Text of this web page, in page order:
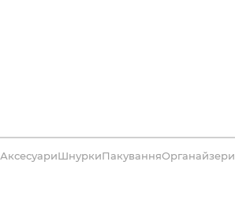
АксесуариШнуркиПакуванняОрганайзери